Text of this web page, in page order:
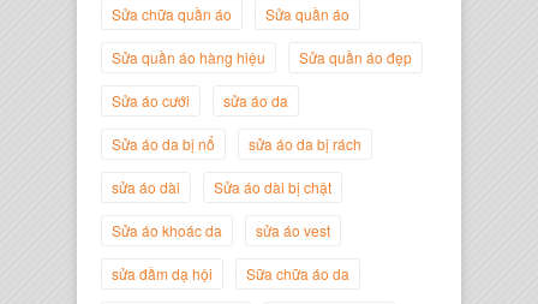
Nguyễn Minh Đức
Nguyễn
Sửa chữa quần áo Sửa quần áo
Sửa quần áo hàng hiệu Sửa quần áo đẹp
Sửa áo cưới sửa áo da
Sửa áo da bị nổ sửa áo da bị rách
sửa áo dài Sửa áo dài bị chật
Sửa áo khoác da sửa áo vest
sửa đầm dạ hội Sữa chữa áo da